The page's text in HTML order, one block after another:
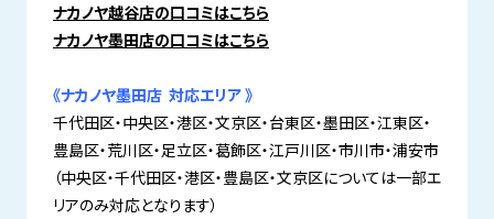
ナカノヤ越谷店の口コミはこちら
ナカノヤ墨田店の口コミはこちら
《ナカノヤ墨田店 対応エリア 》
千代田区・中央区・港区・文京区・台東区・墨田区・江東区・
豊島区・荒川区・足立区・葛飾区・江戸川区・市川市・浦安市
（中央区・千代田区・港区・豊島区・文京区については一部エ
リアのみ対応となります）